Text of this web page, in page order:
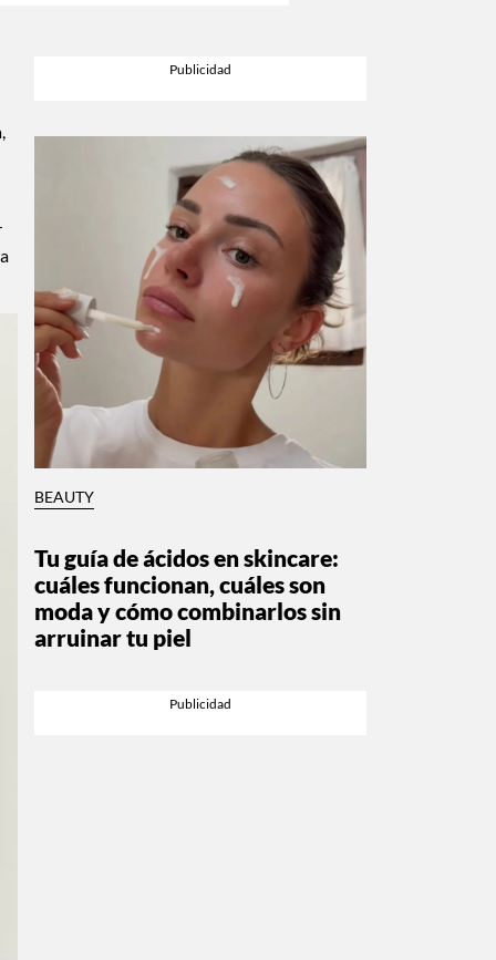
BEAUTY
Tu guía de ácidos en skincare:
cuáles funcionan, cuáles son
moda y cómo combinarlos sin
arruinar tu piel